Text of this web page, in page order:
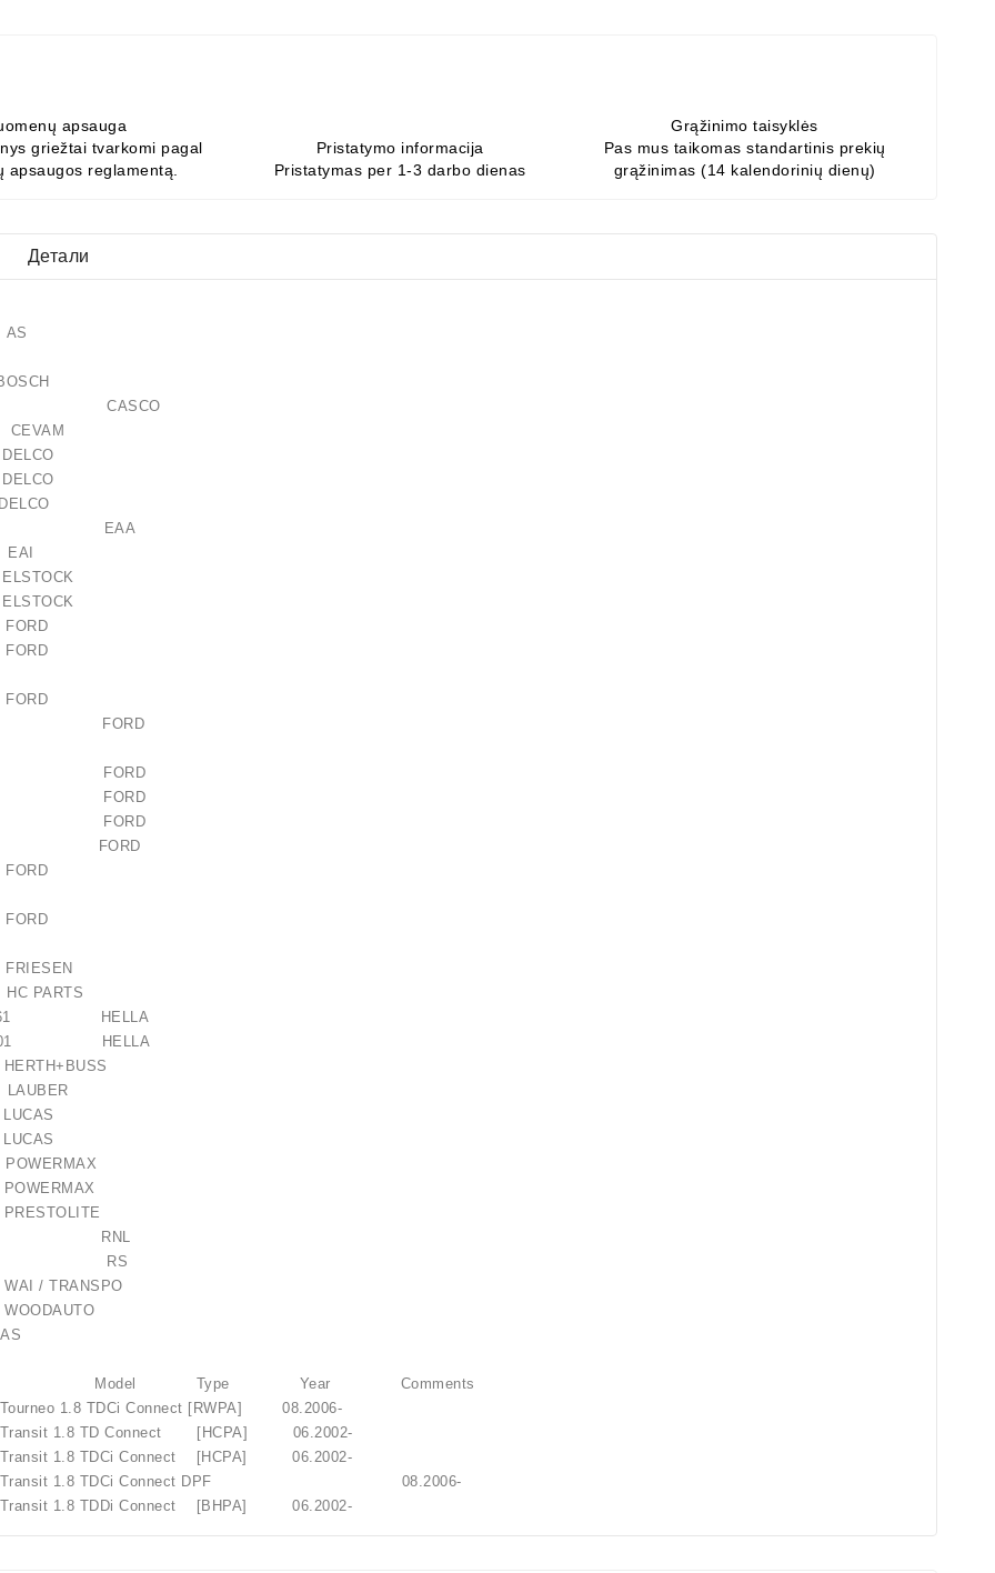
1006209661
21,00 €
/ 131505
10,00 €
apsauga
griežtai tvarkomi pagal
apsaugos reglamentą.
Pristatymo informacija
Pristatymas per 1-3 darbo dienas
Grąžinimo taisyklės
Pas mus taikomas standartinis prekių
grąžinimas (14 kalendorinių dienų)
Детали
AS
BOSCH
CASCO
DELCO
DELCO
DELCO
EAA
EAI
FORD
FORD
FORD
FORD
FORD
FORD
FORD
FORD
FORD
FORD
PARTS
261 HELLA
201 HELLA
HERTH+BUSS
LUCAS
LUCAS
POWERMAX
POWERMAX
PRESTOLITE
RNL
030RS RS
/ TRANSPO
Model Type Year Comments
1.8 TDCi Connect [RWPA] 08.2006-
1.8 TD Connect [HCPA] 06.2002-
1.8 TDCi Connect [HCPA] 06.2002-
1.8 TDCi Connect DPF 08.2006-
1.8 TDDi Connect [BHPA] 06.2002-